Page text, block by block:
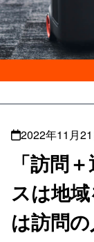
2022年11月
「訪問
スは地
は訪問